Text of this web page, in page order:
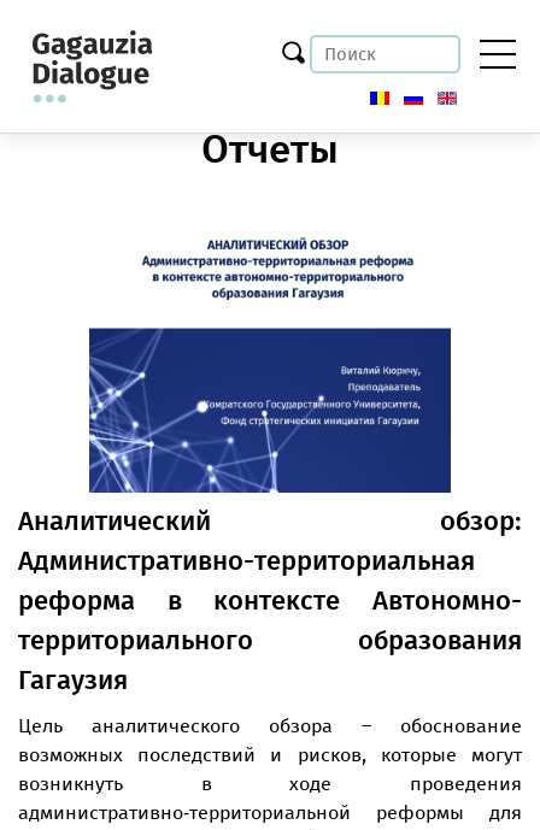
Отчеты
Aналитический обзор:
Административно-территориальная
реформа в контексте Автономно-
территориального образования
Гагаузия
Цель аналитического обзора – обоснование
возможных последствий и рисков, которые могут
возникнуть в ходе проведения
административно‑территориальной реформы для